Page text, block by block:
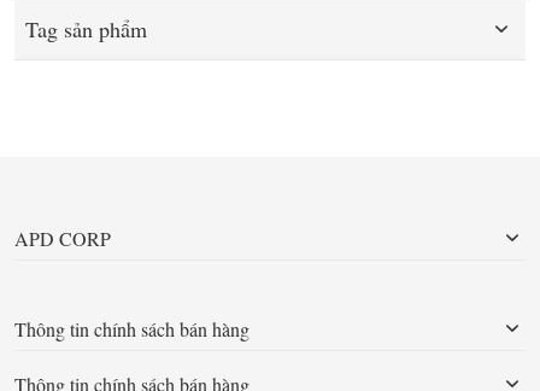
Tag sản phẩm
APD CORP
Thông tin chính sách bán hàng
Thông tin chính sách bán hàng